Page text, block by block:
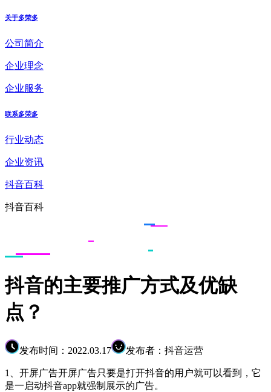
关于多荣多
公司简介
企业理念
企业服务
联系多荣多
行业动态
企业资讯
抖音百科
抖音百科
抖音的主要推广方式及优缺
点？
发布时间：2022.03.17 发布者：抖音运营
1、开屏广告开屏广告只要是打开抖音的用户就可以看到，它
是一启动抖音app就强制展示的广告。